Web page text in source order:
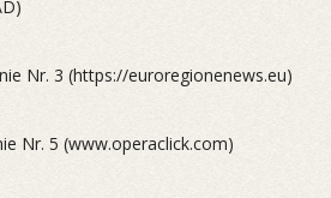
Nr. 3 (https://euroregionenews.eu)
Nr. 5 (www.operaclick.com)